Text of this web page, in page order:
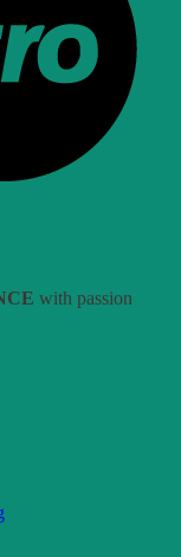
with passion